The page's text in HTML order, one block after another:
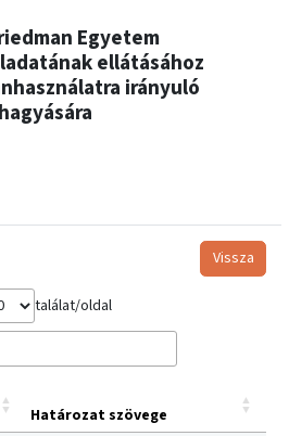
Egyetem
ellátásához
irányuló
Vissza
találat/oldal
Határozat szövege